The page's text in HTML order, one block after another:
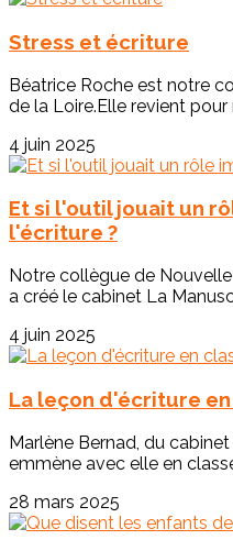
Stress et écriture
Béatrice Roche est notre
de la Loire.Elle revient pour
4 juin 2025
Et si l'outil jouait un
l'écriture ?
Notre collègue de
a créé le cabinet La
4 juin 2025
La leçon d'écriture
Marlène Bernad, du
emmène avec elle en
28 mars 2025